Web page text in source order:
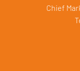
Chief